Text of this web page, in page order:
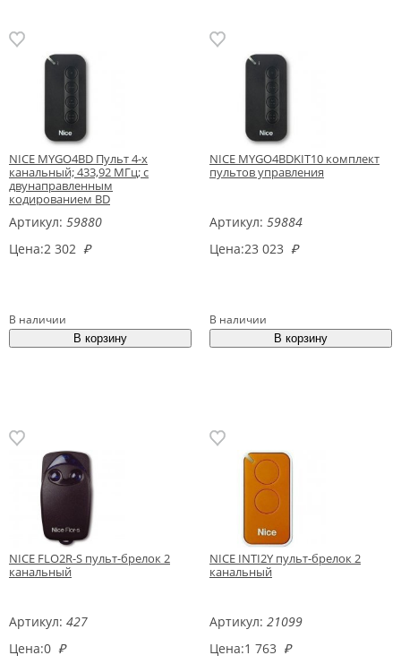
NICE MYGO4BD Пульт 4-х
канальный; 433,92 МГц; с
двунаправленным
кодированием BD
Артикул: 59880
Цена:2 302 ₽
В наличии
NICE MYGO4BDKIT10 комплект
пультов управления
Артикул: 59884
Цена:23 023 ₽
В наличии
NICE FLO2R-S пульт-брелок 2
канальный
Артикул: 427
Цена:0 ₽
NICE INTI2Y пульт-брелок 2
канальный
Артикул: 21099
Цена:1 763 ₽